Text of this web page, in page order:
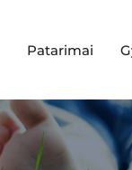
Patarimai